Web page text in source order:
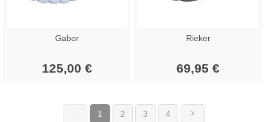
Gabor
125,00 €
Rieker
69,95 €
1 (current)
2 3 4